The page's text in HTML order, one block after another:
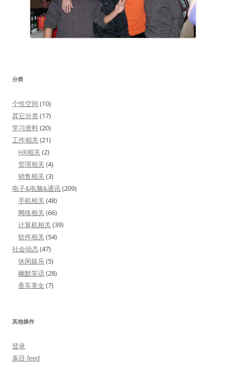
分类
个性空间 (10)
其它分类(17)
学习资料(20)
工作相关 (21)
HR相关 (2)
管理相关 (4)
销售相关 (3)
电子&电脑&通讯(209)
手机相关 (48)
网络相关 (66)
计算机相关 (39)
软件相关 (54)
社会动态(47)
休闲娱乐(5)
幽默笑话(28)
香车美女(7)
其他操作
登录
条目 feed